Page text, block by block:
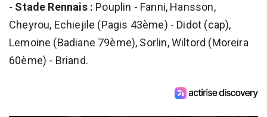
- Stade Rennais : Pouplin - Fanni, Hansson,
Cheyrou, Echiejile (Pagis 43ème) - Didot (cap),
Lemoine (Badiane 79ème), Sorlin, Wiltord (Moreira
60ème) - Briand.